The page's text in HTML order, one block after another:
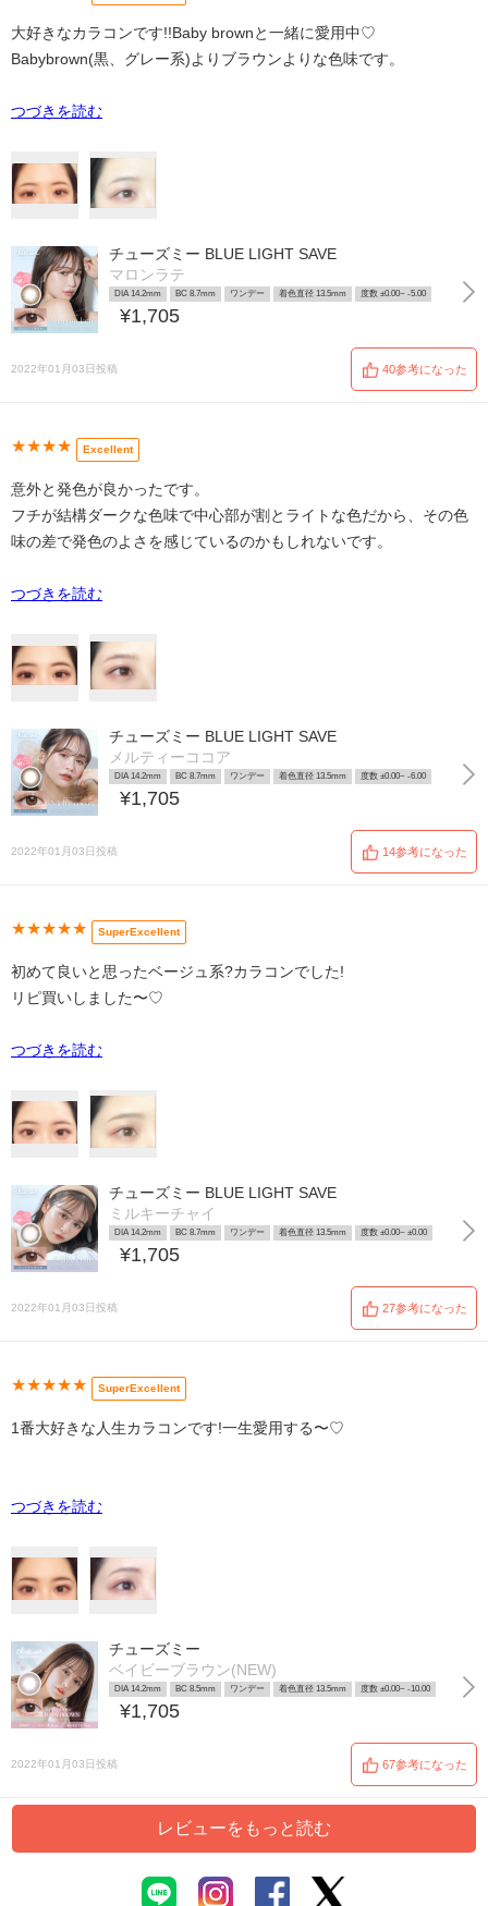
大好きなカラコンです!!Baby brownと一緒に愛用中♡
Babybrown(黒、グレー系)よりブラウンよりな色味です。
つづきを読む
チューズミー BLUE LIGHT SAVE
マロンラテ
DIA 14.2mm BC 8.7mm ワンデー 着色直径 13.5mm 度数 ±0.00~ -5.00
¥1,705
2022年01月03日投稿 40参考になった
★★★★ Excellent
意外と発色が良かったです。
フチが結構ダークな色味で中心部が割とライトな色だから、その色
味の差で発色のよさを感じているのかもしれないです。
つづきを読む
チューズミー BLUE LIGHT SAVE
メルティーココア
DIA 14.2mm BC 8.7mm ワンデー 着色直径 13.5mm 度数 ±0.00~ -6.00
¥1,705
2022年01月03日投稿 14参考になった
★★★★★ SuperExcellent
初めて良いと思ったベージュ系?カラコンでした!
リピ買いしました〜♡
つづきを読む
チューズミー BLUE LIGHT SAVE
ミルキーチャイ
DIA 14.2mm BC 8.7mm ワンデー 着色直径 13.5mm 度数 ±0.00~ ±0.00
¥1,705
2022年01月03日投稿 27参考になった
★★★★★ SuperExcellent
1番大好きな人生カラコンです!一生愛用する〜♡
つづきを読む
チューズミー
ベイビーブラウン(NEW)
DIA 14.2mm BC 8.5mm ワンデー 着色直径 13.5mm 度数 ±0.00~ -10.00
¥1,705
2022年01月03日投稿 67参考になった
レビューをもっと読む